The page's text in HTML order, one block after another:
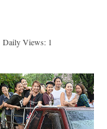
Daily Views: 1